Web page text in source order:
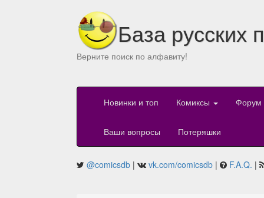
База русских
Верните поиск по алфавиту!
Новинки и топ Комиксы Форум
Ваши вопросы Потеряшки
@comicsdb | vk.com/comicsdb | F.A.Q. |